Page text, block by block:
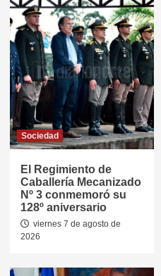
Sociedad
El Regimiento de
Caballería Mecanizado
Nº 3 conmemoró su
128º aniversario
viernes 7 de agosto de
2026